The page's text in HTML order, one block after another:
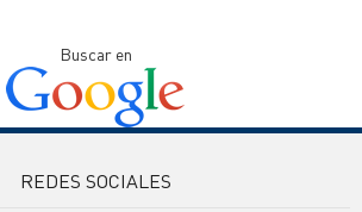
Buscar en
REDES SOCIALES